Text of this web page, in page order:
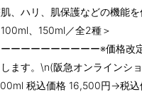
、ハリ、肌保護などの機能
、150ml／全2種＞
ーーーーーーーーー※価格
ます。\n(阪急オンラインシ
税込価格 16,500円→税